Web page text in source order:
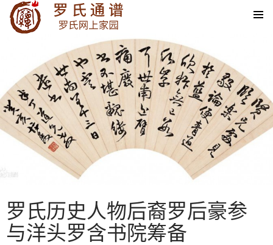
SKIP TO CONTENT
罗氏历史人物后裔罗后豪参
与洋头罗含书院筹备